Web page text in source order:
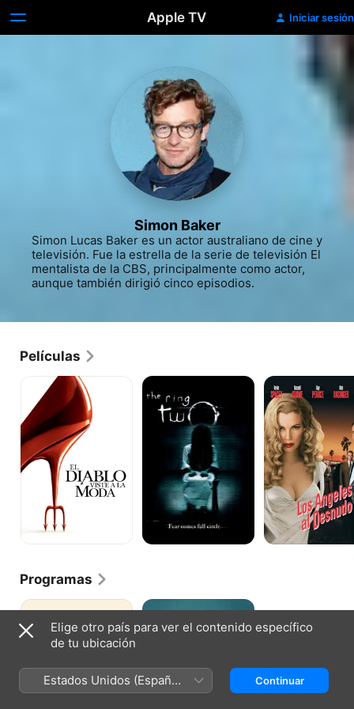
Apple TV Iniciar sesión
Simon Baker
Simon Lucas Baker es un actor australiano de cine y
televisión. Fue la estrella de la serie de televisión El
mentalista de la CBS, principalmente como actor,
aunque también dirigió cinco episodios.
Películas
Diablo
Viste
a
la
Moda
La
Llamada
Los
Ángeles
al
desnudo
Programas
The
Scarpetta:
forense
Elige otro país para ver el contenido específico
de tu ubicación
Estados Unidos (Español
México)
Continuar